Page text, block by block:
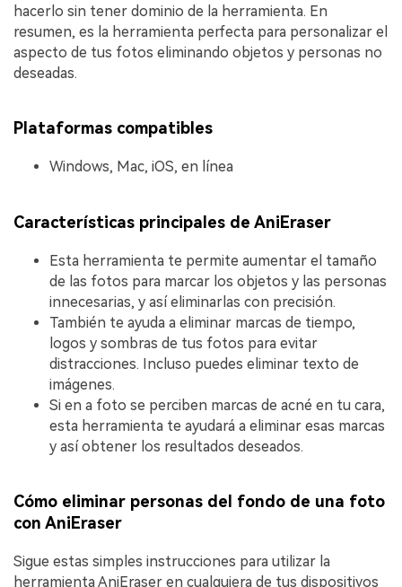
hacerlo sin tener dominio de la herramienta. En
resumen, es la herramienta perfecta para personalizar el
aspecto de tus fotos eliminando objetos y personas no
deseadas.
Plataformas compatibles
Windows, Mac, iOS, en línea
Características principales de AniEraser
Esta herramienta te permite aumentar el tamaño
de las fotos para marcar los objetos y las personas
innecesarias, y así eliminarlas con precisión.
También te ayuda a eliminar marcas de tiempo,
logos y sombras de tus fotos para evitar
distracciones. Incluso puedes eliminar texto de
imágenes.
Si en a foto se perciben marcas de acné en tu cara,
esta herramienta te ayudará a eliminar esas marcas
y así obtener los resultados deseados.
Cómo eliminar personas del fondo de una foto
con AniEraser
Sigue estas simples instrucciones para utilizar la
herramienta AniEraser en cualquiera de tus dispositivos